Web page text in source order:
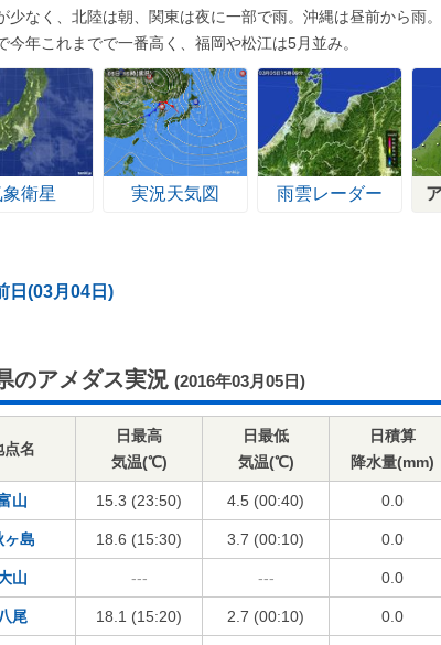
少なく、北陸は朝、関東は夜に一部で雨。沖縄は昼前から雨
今年これまでで一番高く、福岡や松江は5月並み。
衛星 実況天気図 雨雲レーダー
日(03月04日)
のアメダス実況 (2016年03月05日)
点名
日最高
気温(℃)
日最低
気温(℃)
日積算
降水量(mm)
山 15.3 (23:50) 4.5 (00:40) 0.0
ヶ島 18.6 (15:30) 3.7 (00:10) 0.0
山 --- --- 0.0
八尾 18.1 (15:20) 2.7 (00:10) 0.0